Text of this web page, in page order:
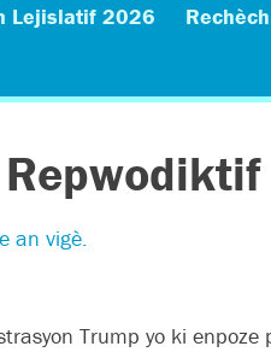
Lejislatif 2026
Rechèch
an vigè.
Trump yo ki